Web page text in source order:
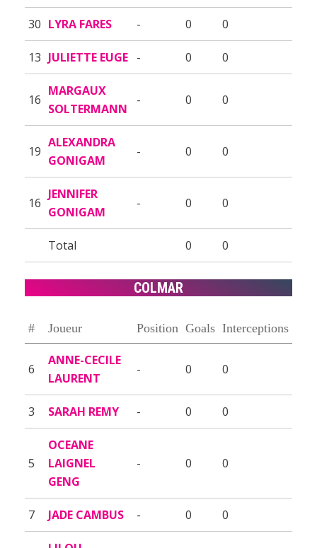
30 LYRA FARES - 0 0
13 JULIETTE EUGE - 0 0
16
MARGAUX
SOLTERMANN
- 0 0
19
ALEXANDRA
GONIGAM
- 0 0
16
JENNIFER
GONIGAM
- 0 0
Total 0 0
COLMAR
# Joueur Position Goals Interceptions
6
ANNE-CECILE
LAURENT
- 0 0
3 SARAH REMY - 0 0
5
OCEANE
LAIGNEL
GENG
- 0 0
7 JADE CAMBUS - 0 0